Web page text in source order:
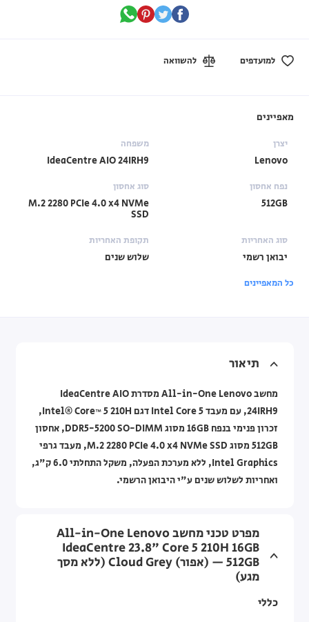
למועדפים להשוואה
מאפיינים
יצרן
Lenovo
משפחה
IdeaCentre AIO 24IRH9
נפח אחסון
512GB
סוג אחסון
M.2 2280 PCIe 4.0 x4 NVMe
SSD
סוג האחריות
יבואן רשמי
תקופת האחריות
שלוש שנים
כל המאפיינים
תיאור
מחשב All-in-One Lenovo מסדרת IdeaCentre AIO
24IRH9, עם מעבד Intel Core 5 דגם Intel® Core™ 5 210H,
זכרון פנימי בנפח 16GB מסוג DDR5-5200 SO-DIMM, אחסון
512GB מסוג M.2 2280 PCIe 4.0 x4 NVMe SSD, מעבד גרפי
Intel Graphics, ללא מערכת הפעלה, משקל התחלתי 6.0 ק"ג,
ואחריות לשלוש שנים ע"י היבואן הרשמי.
מפרט טכני מחשב All-in-One Lenovo
IdeaCentre 23.8" Core 5 210H 16GB
512GB — (אפור) Cloud Grey (ללא מסך
מגע)
כללי